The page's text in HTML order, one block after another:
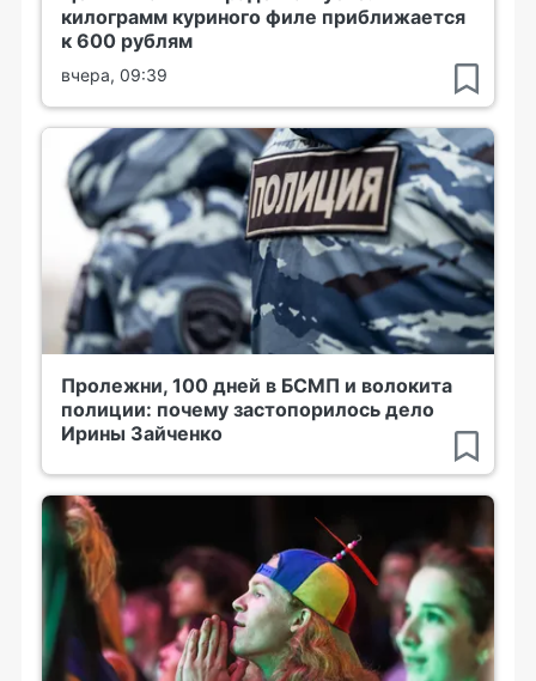
килограмм куриного филе приближается
к 600 рублям
вчера, 09:39
Пролежни, 100 дней в БСМП и волокита
полиции: почему застопорилось дело
Ирины Зайченко